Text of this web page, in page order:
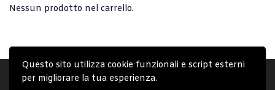
Questo sito utilizza cookie funzionali e script esterni
per migliorare la tua esperienza.
Nessun prodotto nel carrello.
Account Condizioni Generali